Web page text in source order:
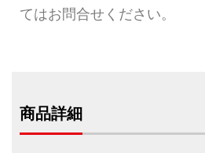
てはお問合せください。
商品詳細